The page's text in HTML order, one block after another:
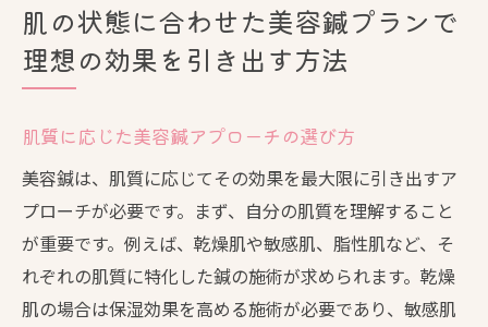
肌の状態に合わせた美容鍼プランで
理想の効果を引き出す方法
肌質に応じた美容鍼アプローチの選び方
美容鍼は、肌質に応じてその効果を最大限に引き出すア
プローチが必要です。まず、自分の肌質を理解すること
が重要です。例えば、乾燥肌や敏感肌、脂性肌など、そ
れぞれの肌質に特化した鍼の施術が求められます。乾燥
肌の場合は保湿効果を高める施術が必要であり、敏感肌